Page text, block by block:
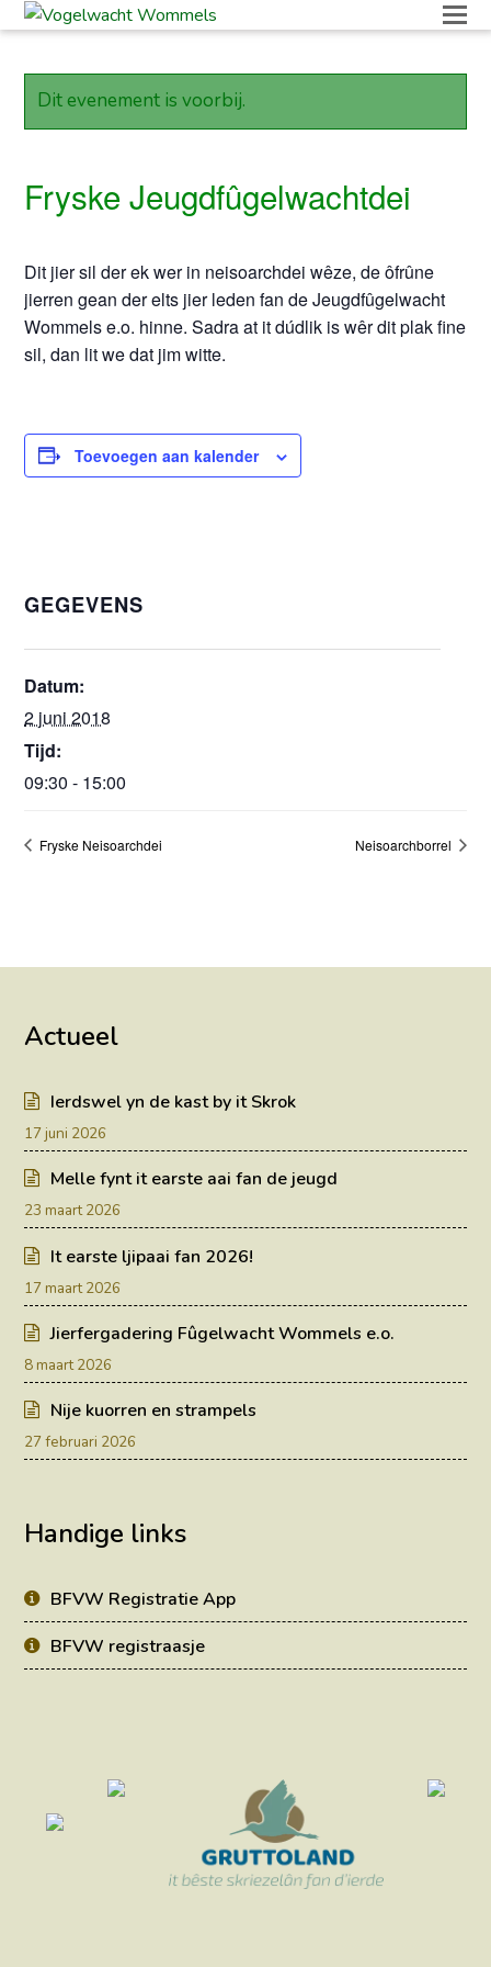
Dit evenement is voorbij.
Fryske Jeugdfûgelwachtdei
Dit jier sil der ek wer in neisoarchdei wêze, de ôfrûne
jierren gean der elts jier leden fan de Jeugdfûgelwacht
Wommels e.o. hinne. Sadra at it dúdlik is wêr dit plak fine
sil, dan lit we dat jim witte.
Toevoegen aan kalender
GEGEVENS
Datum:
2 juni 2018
Tijd:
09:30 - 15:00
Fryske Neisoarchdei Neisoarchborrel
Actueel
Ierdswel yn de kast by it Skrok
17 juni 2026
Melle fynt it earste aai fan de jeugd
23 maart 2026
It earste ljipaai fan 2026!
17 maart 2026
Jierfergadering Fûgelwacht Wommels e.o.
8 maart 2026
Nije kuorren en strampels
27 februari 2026
Handige links
BFVW Registratie App
BFVW registraasje